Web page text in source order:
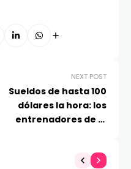
NEXT POST
Sueldos de hasta 100
dólares la hora: los
entrenadores de IA